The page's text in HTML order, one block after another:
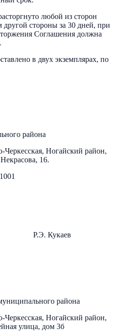
любой из сторон
стороны за 30 дней, при
Соглашения должна
в двух экземплярах, по
района
Черкесская, Ногайский район,
16.
района
Черкесская, Ногайский район,
улица, дом 3б